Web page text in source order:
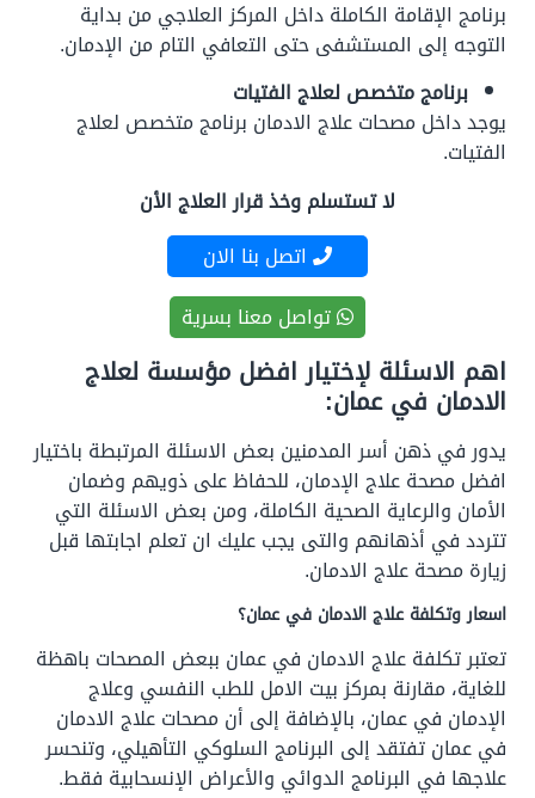
برنامج الإقامة الكاملة داخل المركز العلاجي من بداية
التوجه إلى المستشفى حتى التعافي التام من الإدمان.
برنامج متخصص لعلاج الفتيات
يوجد داخل مصحات علاج الادمان برنامج متخصص لعلاج
الفتيات.
لا تستسلم وخذ قرار العلاج الأن
اتصل بنا الان
تواصل معنا بسرية
اهم الاسئلة لإختيار افضل مؤسسة لعلاج
الادمان في عمان:
يدور في ذهن أسر المدمنين بعض الاسئلة المرتبطة باختيار
افضل مصحة علاج الإدمان، للحفاظ على ذويهم وضمان
الأمان والرعاية الصحية الكاملة، ومن بعض الاسئلة التي
تتردد في أذهانهم والتى يجب عليك ان تعلم اجابتها قبل
زيارة مصحة علاج الادمان.
اسعار وتكلفة علاج الادمان في عمان؟
تعتبر تكلفة علاج الادمان في عمان ببعض المصحات باهظة
للغاية، مقارنة بمركز بيت الامل للطب النفسي وعلاج
الإدمان في عمان، بالإضافة إلى أن مصحات علاج الادمان
في عمان تفتقد إلى البرنامج السلوكي التأهيلي، وتنحسر
علاجها في البرنامج الدوائي والأعراض الإنسحابية فقط.